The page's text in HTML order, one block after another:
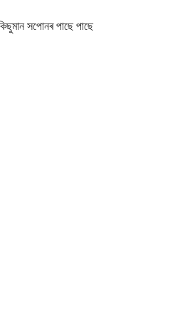
সপোনৰ পাছে পাছে